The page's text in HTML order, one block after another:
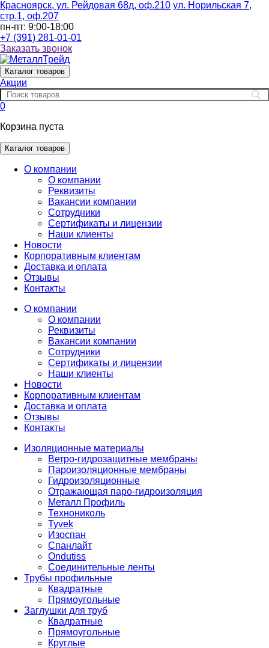
Красноярск, ул. Рейдовая 68д, оф.210 ул. Норильская 7,
стр.1, оф.207
пн-пт: 9:00-18:00
+7 (391) 281-01-01
Заказать звонок
Каталог товаров
Акции
0
Корзина пуста
Каталог товаров
О компании
О компании
Реквизиты
Вакансии компании
Сотрудники
Сертификаты и лицензии
Наши клиенты
Новости
Корпоративным клиентам
Доставка и оплата
Отзывы
Контакты
О компании
О компании
Реквизиты
Вакансии компании
Сотрудники
Сертификаты и лицензии
Наши клиенты
Новости
Корпоративным клиентам
Доставка и оплата
Отзывы
Контакты
Изоляционные материалы
Ветро-гидрозащитные мембраны
Пароизоляционные мембраны
Гидроизоляционные
Отражающая паро-гидроизоляция
Металл Профиль
Технониколь
Tyvek
Изоспан
Спанлайт
Ondutiss
Соединительные ленты
Трубы профильные
Квадратные
Прямоугольные
Заглушки для труб
Квадратные
Прямоугольные
Круглые